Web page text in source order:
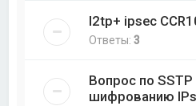
l2tp+ ipsec
Ответы:3
Вопрос по
шифрованию